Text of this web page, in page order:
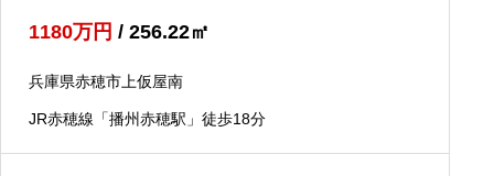
1180万円 / 256.22㎡
兵庫県赤穂市上仮屋南
JR赤穂線「播州赤穂駅」徒歩18分